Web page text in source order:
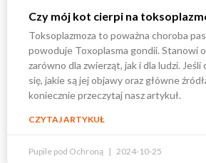
Czy mój kot cierpi na
Toksoplazmoza to poważna choroba
powoduje Toxoplasma gondii. Stanowi
zarówno dla zwierząt, jak i dla ludzi.
się, jakie są jej objawy oraz główne
koniecznie przeczytaj nasz artykuł.
CZYTAJ ARTYKUŁ
Pupile pod Ochroną 2024-10-25